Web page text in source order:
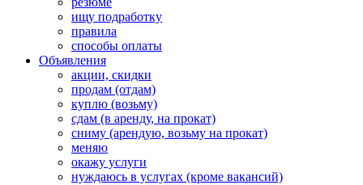
ищу подработку
правила
способы оплаты
Объявления
акции, скидки
продам (отдам)
куплю (возьму)
сдам (в аренду, на прокат)
сниму (арендую, возьму на прокат)
меняю
окажу услуги
нуждаюсь в услугах (кроме вакансий)